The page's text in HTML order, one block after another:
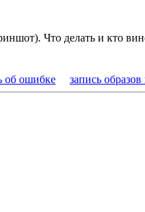
Что делать и кто
об ошибке запись